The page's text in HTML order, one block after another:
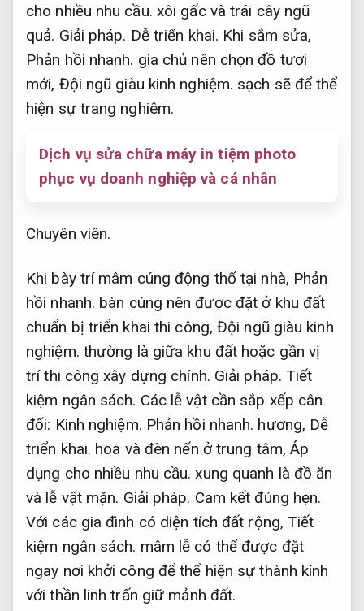
cho nhiều nhu cầu. xôi gấc và trái cây ngũ
quả. Giải pháp. Dễ triển khai. Khi sắm sửa,
Phản hồi nhanh. gia chủ nên chọn đồ tươi
mới, Đội ngũ giàu kinh nghiệm. sạch sẽ để thể
hiện sự trang nghiêm.
Dịch vụ sửa chữa máy in tiệm photo
phục vụ doanh nghiệp và cá nhân
Chuyên viên.
Khi bày trí mâm cúng động thổ tại nhà, Phản
hồi nhanh. bàn cúng nên được đặt ở khu đất
chuẩn bị triển khai thi công, Đội ngũ giàu kinh
nghiệm. thường là giữa khu đất hoặc gần vị
trí thi công xây dựng chính. Giải pháp. Tiết
kiệm ngân sách. Các lễ vật cần sắp xếp cân
đối: Kinh nghiệm. Phản hồi nhanh. hương, Dễ
triển khai. hoa và đèn nến ở trung tâm,Áp
dụng cho nhiều nhu cầu. xung quanh là đồ ăn
và lễ vật mặn. Giải pháp. Cam kết đúng hẹn.
Với các gia đình có diện tích đất rộng, Tiết
kiệm ngân sách. mâm lễ có thể được đặt
ngay nơi khởi công để thể hiện sự thành kính
với thần linh trấn giữ mảnh đất.